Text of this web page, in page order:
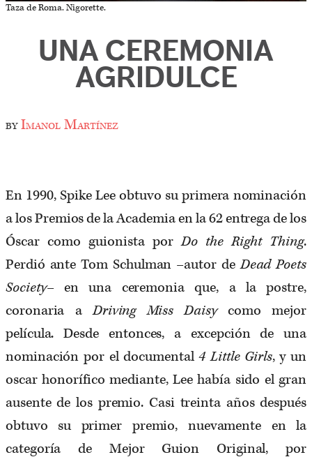
Taza de Roma. Nigorette.
UNA CEREMONIA
AGRIDULCE
byImanol Martínez
En 1990, Spike Lee obtuvo su primera nominación
a los Premios de la Academia en la 62 entrega de los
Óscar como guionista porDo the Right Thing.
Perdió ante Tom Schulman –autor deDead Poets
Society– en una ceremonia que, a la postre,
coronaria aDriving Miss Daisycomo mejor
película. Desde entonces, a excepción de una
nominación por el documental4 Little Girls, y un
oscar honorífico mediante, Lee había sido el gran
ausente de los premio. Casi treinta años después
obtuvo su primer premio, nuevamente en la
categoría de Mejor Guion Original, por